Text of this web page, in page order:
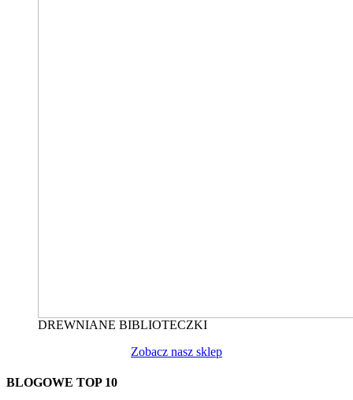
DREWNIANE BIBLIOTECZKI
Zobacz nasz sklep
BLOGOWE TOP 10